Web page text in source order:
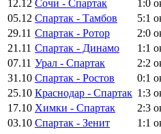
12.12 Сочи - Спартак 1:0
05.12 Спартак - Тамбов 5:1
29.11 Спартак - Ротор 2:0
21.11 Спартак - Динамо 1:1
07.11 Урал - Спартак 2:2
31.10 Спартак - Ростов 0:1
25.10 Краснодар - Спартак 1:3
17.10 Химки - Спартак 2:3
03.10 Спартак - Зенит 1:1